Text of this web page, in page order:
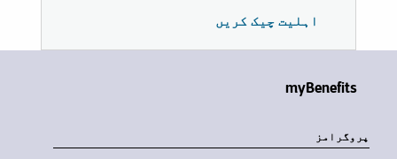
اہلیت چیک کریں
myBenefits
پروگرامز